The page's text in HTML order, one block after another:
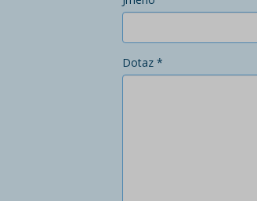
Dotaz *